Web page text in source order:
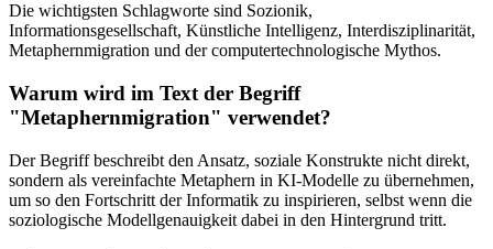
Die wichtigsten Schlagworte sind Sozionik,
Informationsgesellschaft, Künstliche Intelligenz, Interdisziplinarität,
Metaphernmigration und der computertechnologische Mythos.
Warum wird im Text der Begriff
"Metaphernmigration" verwendet?
Der Begriff beschreibt den Ansatz, soziale Konstrukte nicht direkt,
sondern als vereinfachte Metaphern in KI-Modelle zu übernehmen,
um so den Fortschritt der Informatik zu inspirieren, selbst wenn die
soziologische Modellgenauigkeit dabei in den Hintergrund tritt.